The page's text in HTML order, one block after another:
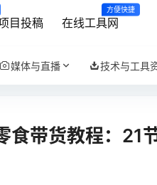
目投稿 在线工具网
方便快捷
媒体与直播 技术与工具
食带货教程：21